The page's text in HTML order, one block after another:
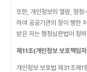
또한, 개인정보의 열람, 정정
하여 공공기관의 장이 행한
받은 자는 행정심판법이 정
제11조(개인정보 보호책임
개인정보 보호법 제31조제1